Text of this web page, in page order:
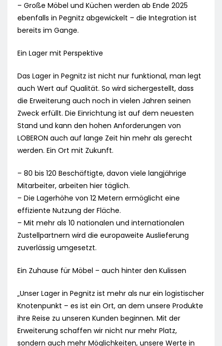
– Große Möbel und Küchen werden ab Ende 2025
ebenfalls in Pegnitz abgewickelt – die Integration ist
bereits im Gange.
Ein Lager mit Perspektive
Das Lager in Pegnitz ist nicht nur funktional, man legt
auch Wert auf Qualität. So wird sichergestellt, dass
die Erweiterung auch noch in vielen Jahren seinen
Zweck erfüllt. Die Einrichtung ist auf dem neuesten
Stand und kann den hohen Anforderungen von
LOBERON auch auf lange Zeit hin mehr als gerecht
werden. Ein Ort mit Zukunft.
– 80 bis 120 Beschäftigte, davon viele langjährige
Mitarbeiter, arbeiten hier täglich.
– Die Lagerhöhe von 12 Metern ermöglicht eine
effiziente Nutzung der Fläche.
– Mit mehr als 10 nationalen und internationalen
Zustellpartnern wird die europaweite Auslieferung
zuverlässig umgesetzt.
Ein Zuhause für Möbel – auch hinter den Kulissen
„Unser Lager in Pegnitz ist mehr als nur ein logistischer
Knotenpunkt – es ist ein Ort, an dem unsere Produkte
ihre Reise zu unseren Kunden beginnen. Mit der
Erweiterung schaffen wir nicht nur mehr Platz,
sondern auch mehr Möglichkeiten, unsere Werte in